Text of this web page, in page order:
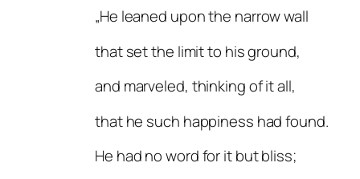
„He leaned upon the narrow wall
that set the limit to his ground,
and marveled, thinking of it all,
that he such happiness had found.
He had no word for it but bliss;